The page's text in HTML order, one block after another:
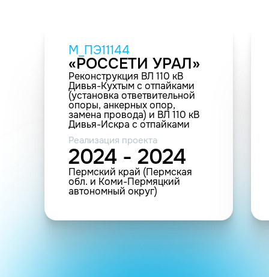
M_ПЭ11144
«РОССЕТИ УРАЛ»
Реконструкция ВЛ 110 кВ
Дивья-Кухтым с отпайками
(установка ответвительной
опоры, анкерных опор,
замена провода) и ВЛ 110 кВ
Дивья-Искра с отпайками
(установка дополнительных
опор) (ВЛ 110 кВ - 0.309 км)
Реализация проекта
2024 - 2024
Пермский край (Пермская
обл. и Коми-Пермяцкий
автономный округ)